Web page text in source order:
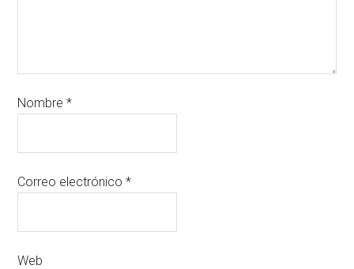
Nombre*
Correo electrónico*
Web